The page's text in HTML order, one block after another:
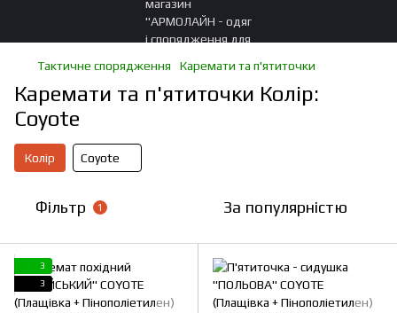
Тактичне спорядження Каремати та п'ятиточки
Каремати та п'ятиточки Колір:
Coyote
Колір Coyote
Фільтр 1 За популярністю
3
3